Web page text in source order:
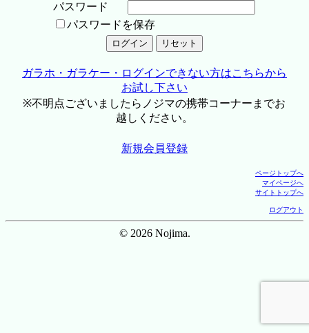
パスワード
パスワードを保存
ガラホ・ガラケー・ログインできない方はこちらから
お試し下さい
※不明点ございましたらノジマの携帯コーナーまでお
越しください。
新規会員登録
ページトップへ
マイページへ
サイトトップへ
ログアウト
© 2026 Nojima.